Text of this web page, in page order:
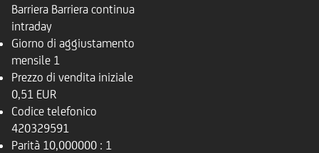
Barriera Barriera continua
intraday
Giorno di aggiustamento
mensile 1
Prezzo di vendita iniziale
0,51 EUR
Codice telefonico
420329591
Parità 10,000000 : 1